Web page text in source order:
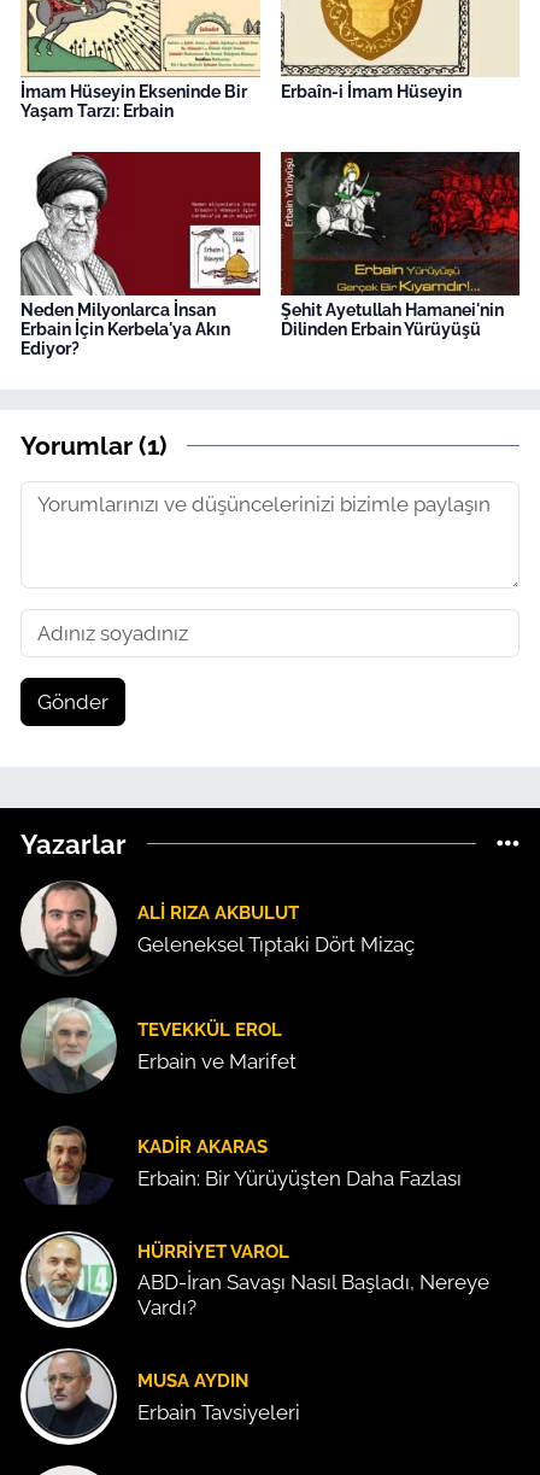
İmam Hüseyin Ekseninde Bir
Yaşam Tarzı: Erbain
Erbaîn-i İmam Hüseyin
Neden Milyonlarca İnsan
Erbain İçin Kerbela'ya Akın
Ediyor?
Şehit Ayetullah Hamanei'nin
Dilinden Erbain Yürüyüşü
Yorumlar (1)
Gönder
Yazarlar
ALI RIZA AKBULUT
Geleneksel Tıptaki Dört Mizaç
TEVEKKÜL EROL
Erbain ve Marifet
KADIR AKARAS
Erbain: Bir Yürüyüşten Daha Fazlası
HÜRRIYET VAROL
ABD-İran Savaşı Nasıl Başladı, Nereye
Vardı?
MUSA AYDIN
Erbain Tavsiyeleri